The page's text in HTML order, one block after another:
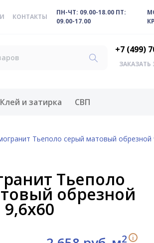
КОНТАКТЫ
ПН-ЧТ: 09.00-18.00 ПТ:
09.00-17.00
+7 (499)
меню
Клей и затирка СВП
Тьеполо серый матовый обрезной
Тьеполо
обрезной
9,6х60
2 i